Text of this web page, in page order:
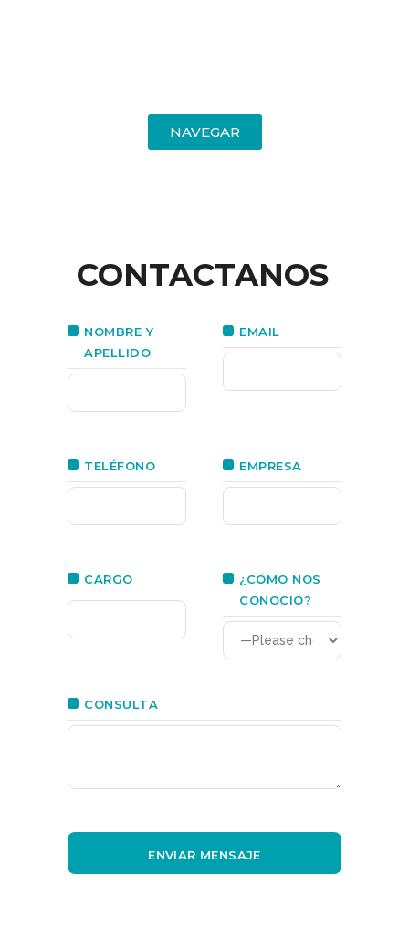
NAVEGAR
CONTACTANOS
NOMBRE Y
APELLIDO
EMAIL
TELÉFONO EMPRESA
CARGO
¿CÓMO NOS
CONOCIÓ?
CONSULTA